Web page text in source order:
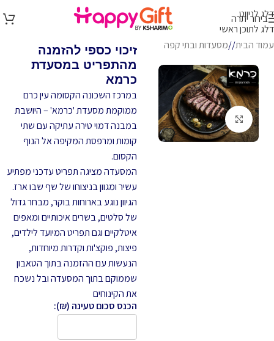
דלג לניווט
דלג לתוכן ראשי
בירור יתרה
עמוד הבית/ מסעדות ובתי קפה
לחץ להגדלה
זיכוי כספי להזמנה
מהתפריט במסעדת
כרמא
במרכז השכונה הקסומה עין כרם
ממוקמת מסעדת 'כרמא' – היושבת
במבנה דמוי טירה עתיקה עם שתי
קומות ומרפסת המקיפה אל הנוף
הקסום.
המסעדה מציגה תפריט עדכני מפתיע
עשיר ומגוון בניצוחו של שף שבו ארז.
הגיוון נוגע בארוחות בוקר, מבחר גדול
של סלטים, בשרים איכותיים ומאפים
איטלקיים וגם תפריט המיועד לילדים,
פיצות, פוקצ'ות וקדרות מיוחדות,
הנעשות עם ההזמנה בתוך הטאבון
שממוקם בתוך המסעדה ובל נשכח
את הקינוחים
הכנס סכום טעינה (₪):